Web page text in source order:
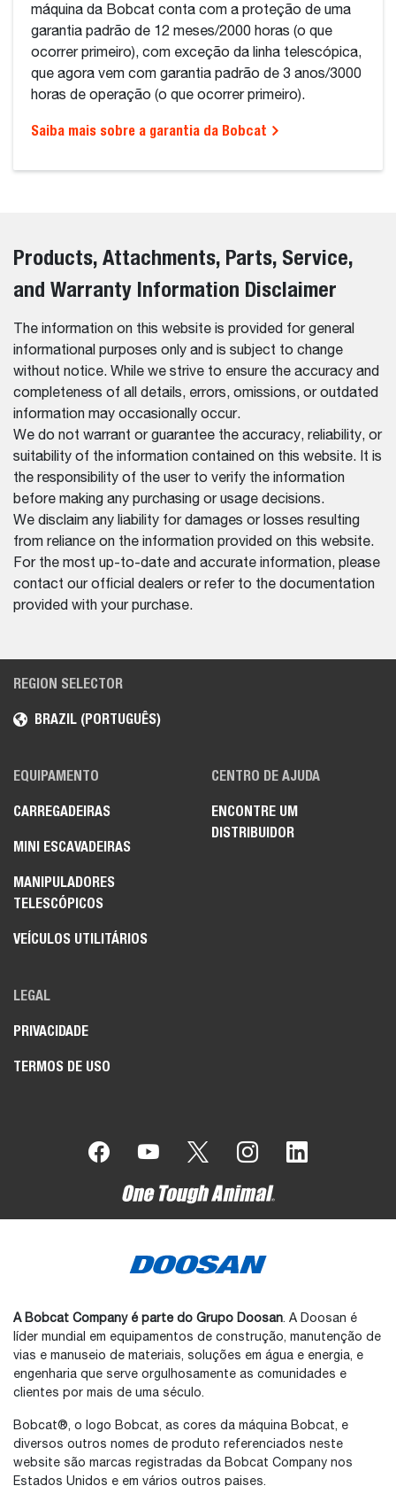
máquina da Bobcat conta com a proteção de uma
garantia padrão de 12 meses/2000 horas (o que
ocorrer primeiro), com exceção da linha telescópica,
que agora vem com garantia padrão de 3 anos/3000
horas de operação (o que ocorrer primeiro).
Saiba mais sobre a garantia da Bobcat
Products, Attachments, Parts, Service,
and Warranty Information Disclaimer
The information on this website is provided for general
informational purposes only and is subject to change
without notice. While we strive to ensure the accuracy and
completeness of all details, errors, omissions, or outdated
information may occasionally occur.
We do not warrant or guarantee the accuracy, reliability, or
suitability of the information contained on this website. It is
the responsibility of the user to verify the information
before making any purchasing or usage decisions.
We disclaim any liability for damages or losses resulting
from reliance on the information provided on this website.
For the most up-to-date and accurate information, please
contact our official dealers or refer to the documentation
provided with your purchase.
REGION SELECTOR
BRAZIL (PORTUGUÊS)
EQUIPAMENTO
CARREGADEIRAS
MINI ESCAVADEIRAS
MANIPULADORES
TELESCÓPICOS
VEÍCULOS UTILITÁRIOS
CENTRO DE AJUDA
ENCONTRE UM
DISTRIBUIDOR
LEGAL
PRIVACIDADE
TERMOS DE USO
A Bobcat Company é parte do Grupo Doosan. A Doosan é
líder mundial em equipamentos de construção, manutenção de
vias e manuseio de materiais, soluções em água e energia, e
engenharia que serve orgulhosamente as comunidades e
clientes por mais de uma século.
Bobcat®️, o logo Bobcat, as cores da máquina Bobcat, e
diversos outros nomes de produto referenciados neste
website são marcas registradas da Bobcat Company nos
Estados Unidos e em vários outros paises.